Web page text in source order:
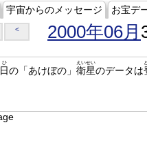
宇宙からのメッセージ お宝デ
< 2000年06月
日
ひ
の「あけぼの」 衛星
えいせい
のデータは